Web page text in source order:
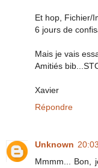
Et hop, Fichier/
6 jours de
Mais je vais
Amitiés
Xavier
Répondre
Unknown 20:03
Mmmm... Bon,